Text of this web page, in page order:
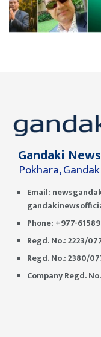
Gandaki
Pokhara,
Email:
Phone: +977-
Regd. No.: 2223/
Regd. No.: 2380/
Company Regd.